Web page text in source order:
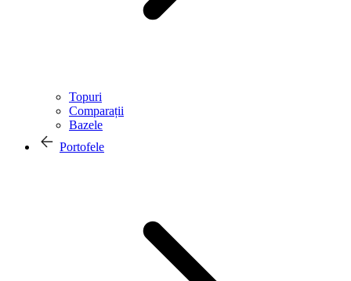
Topuri
Comparații
Bazele
Portofele